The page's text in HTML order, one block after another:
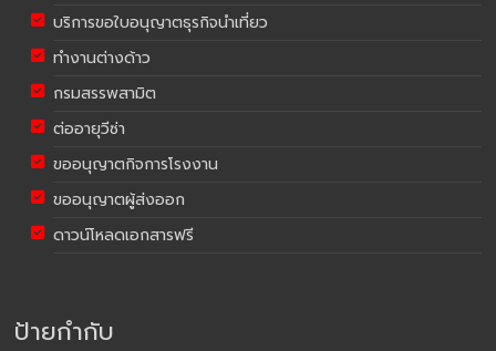
บริการขอใบอนุญาตธุรกิจนำเที่ยว
ทำงานต่างด้าว
กรมสรรพสามิต
ต่ออายุวีซ่า
ขออนุญาตกิจการโรงงาน
ขออนุญาตผู้ส่งออก
ดาวน์โหลดเอกสารฟรี
ป้ายกำกับ